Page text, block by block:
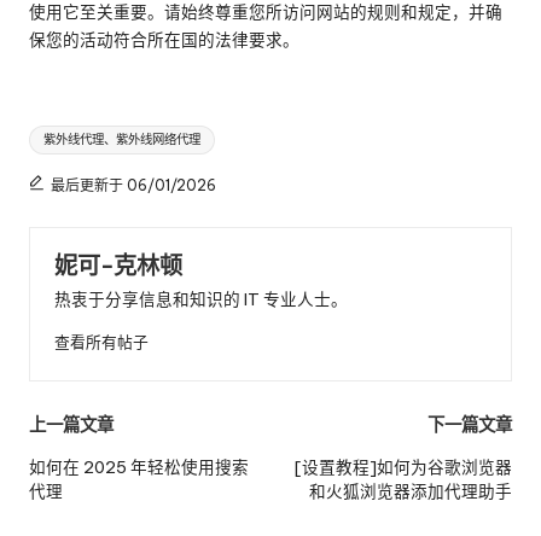
使用它至关重要。请始终尊重您所访问网站的规则和规定，并确
保您的活动符合所在国的法律要求。
标
签
紫外线代理、紫外线网络代理
最后更新于 06/01/2026
妮可-克林顿
热衷于分享信息和知识的 IT 专业人士。
查看所有帖子
邮
政
导
上一篇文章
如何在 2025 年轻松使用搜索
代理
下一篇文章
[设置教程]如何为谷歌浏览器
和火狐浏览器添加代理助手